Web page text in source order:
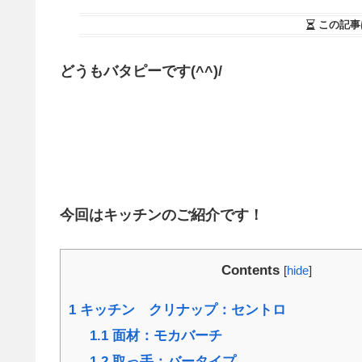
この記事
どうもバタピーです(^^)/
今回はキッチンのご紹介です！
Contents [hide]
1 キッチン クリナップ：セントロ
1.1面材：モカバーチ